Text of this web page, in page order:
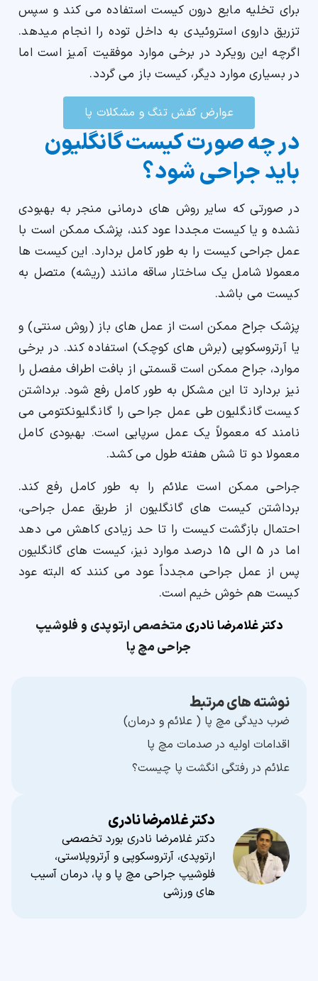
برای تخلیه مایع درون کیست استفاده می کند و سپس
تزریق داروی استروئیدی به داخل توده را انجام میدهد.
اگرچه این رویکرد در برخی موارد موفقیت آمیز است اما
در بسیاری موارد دیگر، کیست باز می گردد.
عوارض کفش تنگ و مشکلات پا
در چه صورت کیست گانگلیون
باید جراحی شود؟
در صورتی که سایر روش های درمانی منجر به بهبودی
نشده و یا کیست مجددا عود کند، پزشک ممکن است با
عمل جراحی کیست را به طور کامل بردارد. این کیست ها
معمولا شامل یک ساختار ساقه مانند (ریشه) متصل به
کیست می باشد.
پزشک جراح ممکن است از عمل های باز (روش سنتی) و
یا آرتروسکوپی (برش های کوچک) استفاده کند. در برخی
موارد، جراح ممکن است قسمتی از بافت اطراف مفصل را
نیز بردارد تا این مشکل به طور کامل رفع شود. برداشتن
کیست گانگلیون طی عمل جراحی را گانگلیونکتومی می
نامند که معمولاً یک عمل سرپایی است. بهبودی کامل
معمولا دو تا شش هفته طول می کشد.
جراحی ممکن است علائم را به طور کامل رفع کند.
برداشتن کیست های گانگلیون از طریق عمل جراحی،
احتمال بازگشت کیست را تا حد زیادی کاهش می دهد
اما در 5 الی 15 درصد موارد نیز، کیست های گانگلیون
پس از عمل جراحی مجدداً عود می کنند که البته عود
کیست هم خوش خیم است.
دکتر غلامرضا نادری متخصص ارتوپدی و فلوشیپ
جراحی مچ پا
نوشته های مرتبط
ضرب دیدگی مچ پا ( علائم و درمان)
اقدامات اوليه در صدمات مچ پا
علائم در رفتگی انگشت پا چیست؟
دکتر غلامرضا نادری
دکتر غلامرضا نادری بورد تخصصی
ارتوپدی، آرتروسکوپی و آرتروپلاستی،
فلوشیپ جراحی مچ پا و پا، درمان آسیب
های ورزشی